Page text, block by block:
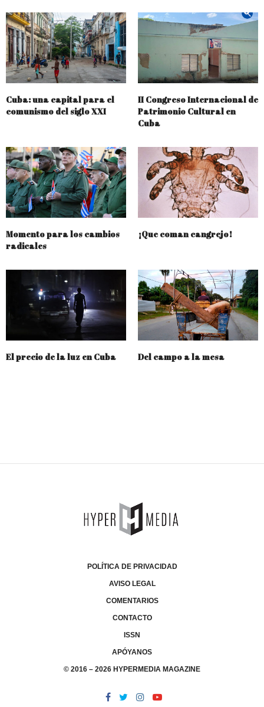
Cuba: una capital para el
comunismo del siglo XXI
II Congreso Internacional de
Patrimonio Cultural en
Cuba
Momento para los cambios
radicales
¡Que coman cangrejo!
El precio de la luz en Cuba Del campo a la mesa
POLÍTICA DE PRIVACIDAD
AVISO LEGAL
COMENTARIOS
CONTACTO
ISSN
APÓYANOS
© 2016 – 2026 HYPERMEDIA MAGAZINE